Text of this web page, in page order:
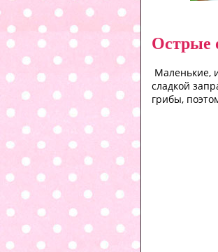
Острые
Маленькие,
сладкой
грибы,